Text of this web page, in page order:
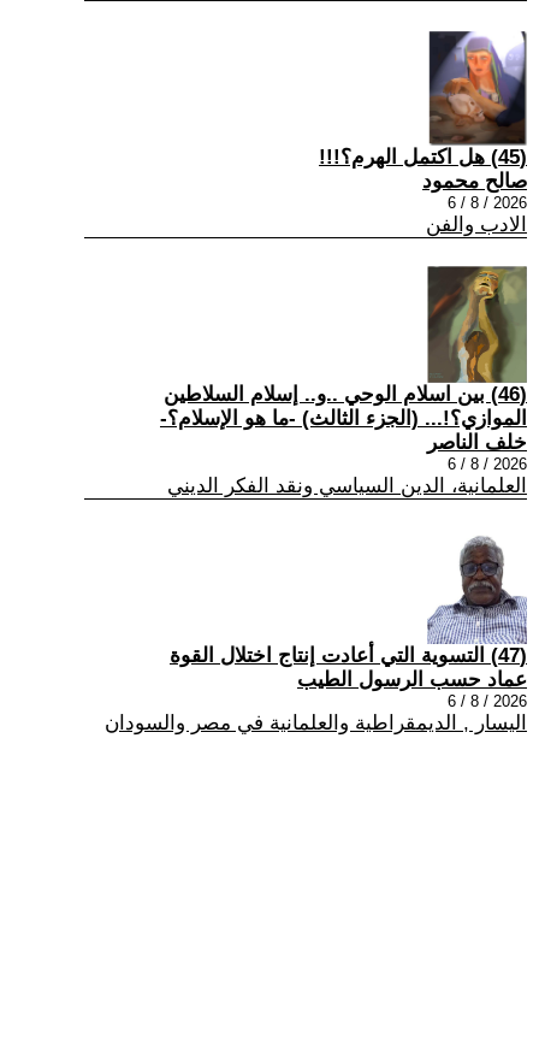
(45) هل اكتمل الهرم؟!!!
صالح محمود
2026 / 8 / 6
الادب والفن
(46) بين اسلام الوحي ..و.. إسلام السلاطين
الموازي؟!... (الجزء الثالث) -ما هو الإسلام؟-
خلف الناصر
2026 / 8 / 6
العلمانية، الدين السياسي ونقد الفكر الديني
(47) التسوية التي أعادت إنتاج اختلال القوة
عماد حسب الرسول الطيب
2026 / 8 / 6
اليسار , الديمقراطية والعلمانية في مصر والسودان